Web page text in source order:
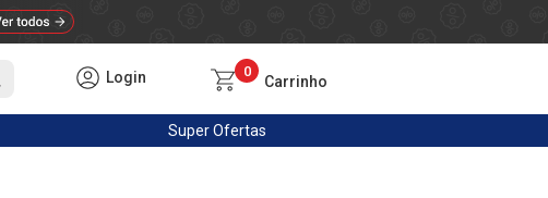
Login 0
Carrinho
SuperOfertas